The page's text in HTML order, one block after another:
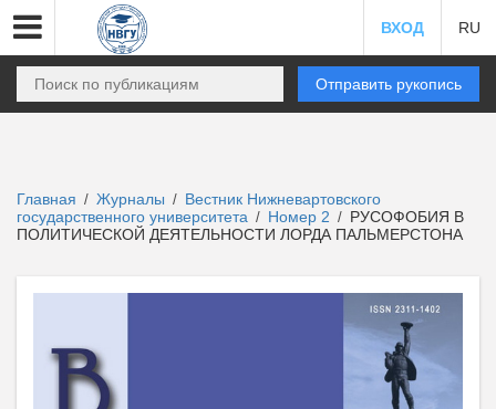
ВХОД RU
Отправить рукопись
Главная / Журналы / Вестник Нижневартовского
государственного университета / Номер 2 / РУСОФОБИЯ В
ПОЛИТИЧЕСКОЙ ДЕЯТЕЛЬНОСТИ ЛОРДА ПАЛЬМЕРСТОНА